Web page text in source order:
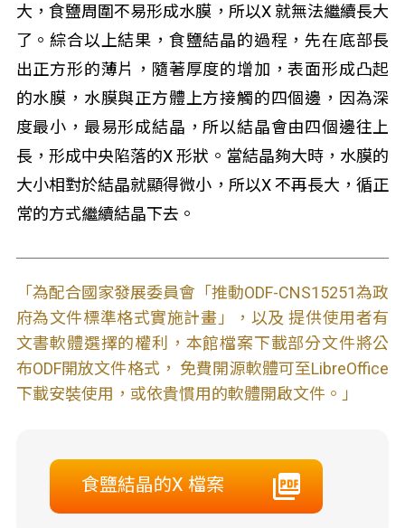
大，食鹽周圍不易形成水膜，所以X 就無法繼續長大
了。綜合以上結果，食鹽結晶的過程，先在底部長
出正方形的薄片，隨著厚度的增加，表面形成凸起
的水膜，水膜與正方體上方接觸的四個邊，因為深
度最小，最易形成結晶，所以結晶會由四個邊往上
長，形成中央陷落的X 形狀。當結晶夠大時，水膜的
大小相對於結晶就顯得微小，所以X 不再長大，循正
常的方式繼續結晶下去。
「為配合國家發展委員會「推動ODF-CNS15251為政
府為文件標準格式實施計畫」，以及 提供使用者有
文書軟體選擇的權利，本館檔案下載部分文件將公
布ODF開放文件格式， 免費開源軟體可至LibreOffice
下載安裝使用，或依貴慣用的軟體開啟文件。」
食鹽結晶的X 檔案